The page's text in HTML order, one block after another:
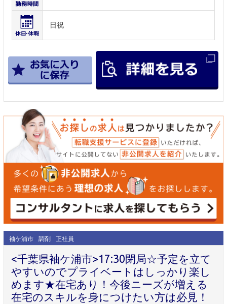
日祝
袖ケ浦市 調剤 正社員
<千葉県袖ケ浦市>17:30閉局☆予定を立て
やすいのでプライベートはしっかり楽し
めます★在宅あり！今後ニーズが増える
在宅のスキルを身につけたい方は必見！